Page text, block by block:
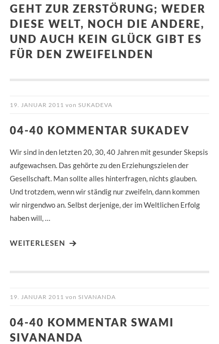
GEHT ZUR ZERSTÖRUNG; WEDER
DIESE WELT, NOCH DIE ANDERE,
UND AUCH KEIN GLÜCK GIBT ES
FÜR DEN ZWEIFELNDEN
19. JANUAR 2011 von SUKADEVA
04-40 KOMMENTAR SUKADEV
Wir sind in den letzten 20, 30, 40 Jahren mit gesunder Skepsis
aufgewachsen. Das gehörte zu den Erziehungszielen der
Gesellschaft. Man sollte alles hinterfragen, nichts glauben.
Und trotzdem, wenn wir ständig nur zweifeln, dann kommen
wir nirgendwo an. Selbst derjenige, der im Weltlichen Erfolg
haben will, …
WEITERLESEN
19. JANUAR 2011 von SIVANANDA
04-40 KOMMENTAR SWAMI
SIVANANDA